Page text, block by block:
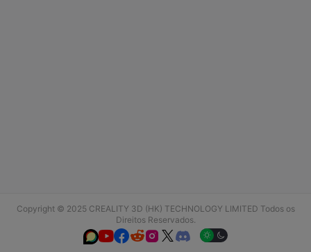
Copyright © 2025 CREALITY 3D (HK) TECHNOLOGY LIMITED Todos os
Direitos Reservados.
  